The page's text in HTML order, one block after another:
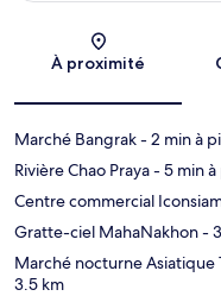
À proximité
Marché Bangrak- 2 min à
Rivière Chao Praya- 5 min
Centre commercial
Gratte-ciel MahaNakhon-
Marché nocturne Asiatique
3.5 km